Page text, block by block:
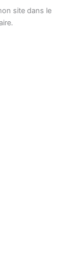
site dans le